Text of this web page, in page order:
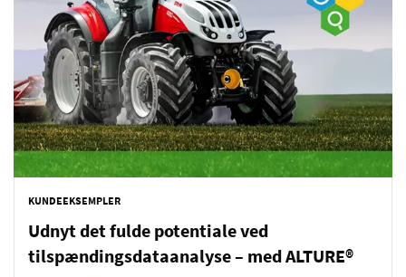
KUNDEEKSEMPLER
Udnyt det fulde potentiale ved
tilspændingsdataanalyse – med ALTURE®